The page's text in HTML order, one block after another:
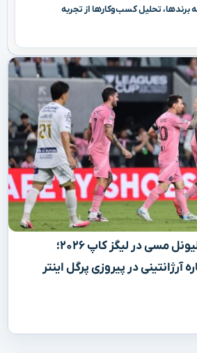
تحلیل کسب‌وکارها از تجربه
درخشش خیره‌کننده لیونل مسی در لیگز کاپ ۲۰۲۶؛
در پیروزی پرگل اینتر